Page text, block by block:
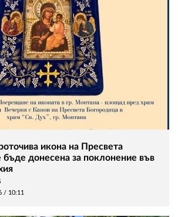
икона на Пресвета
донесена за поклонение във
/ 10:11